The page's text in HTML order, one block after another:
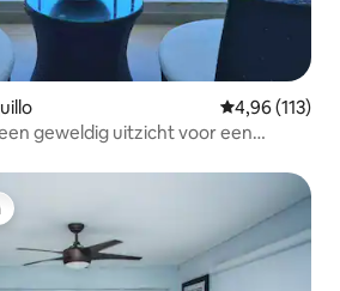
Gemiddelde
4,96 (113)
geweldig uitzicht voor een